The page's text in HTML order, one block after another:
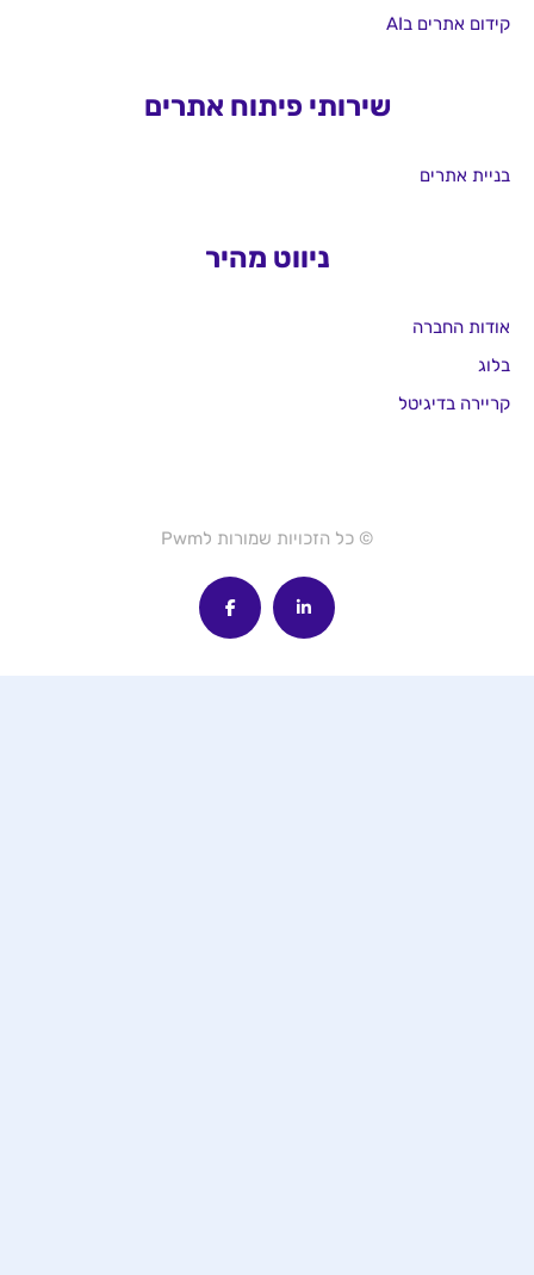
קידום אתרים בAI
שירותי פיתוח אתרים
בניית אתרים
ניווט מהיר
אודות החברה
בלוג
קריירה בדיגיטל
© כל הזכויות שמורות לPwm